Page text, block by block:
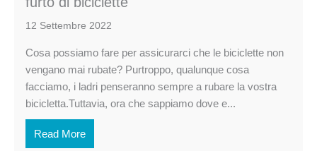
12 Settembre 2022
Cosa possiamo fare per assicurarci che le biciclette non
vengano mai rubate? Purtroppo, qualunque cosa
facciamo, i ladri penseranno sempre a rubare la vostra
bicicletta.Tuttavia, ora che sappiamo dove e...
Read More